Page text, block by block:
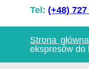
Tel: (+48)
Strona główna
ekspresów do